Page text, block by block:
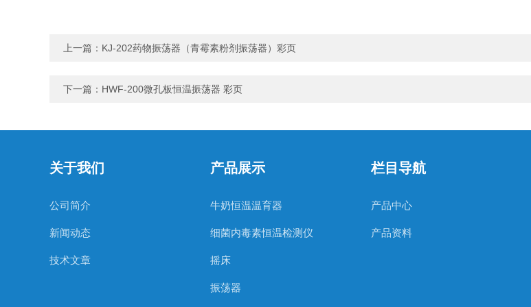
上一篇： KJ-202药物振荡器（青霉素粉剂振荡器）彩页
下一篇： HWF-200微孔板恒温振荡器 彩页
关于我们
公司简介
新闻动态
技术文章
产品展示
牛奶恒温温育器
细菌内毒素恒温检测仪
摇床
振荡器
栏目导航
产品中心
产品资料